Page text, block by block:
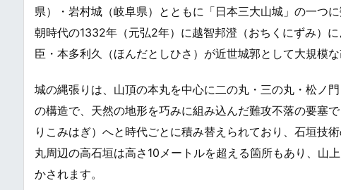
県）・岩村城（岐阜県）とともに「日本三大山城」の一つ
朝時代の1332年（元弘2年）に越智邦澄（おちくにずみ）
臣・本多利久（ほんだとしひさ）が近世城郭として大規模な
城の縄張りは、山頂の本丸を中心に二の丸・三の丸・松ノ
の構造で、天然の地形を巧みに組み込んだ難攻不落の要塞
りこみはぎ）へと時代ごとに積み替えられており、石垣技
丸周辺の高石垣は高さ10メートルを超える箇所もあり、山
かされます。